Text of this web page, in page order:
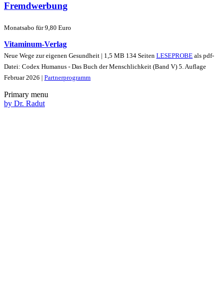
Fremdwerbung
Monatsabo für 9,80 Euro
Vitaminum-Verlag
Neue Wege zur eigenen Gesundheit | 1,5 MB 134 Seiten LESEPROBE als pdf-
Datei: Codex Humanus - Das Buch der Menschlichkeit (Band V) 5. Auflage
Februar 2026 | Partnerprogramm
Primary menu
by Dr. Radut